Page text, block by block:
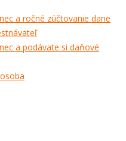
a ročné zúčtovanie dane
a podávate si daňové